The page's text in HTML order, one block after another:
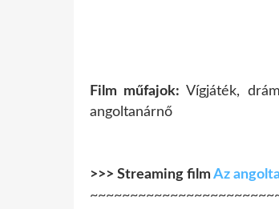
Film műfajok: Vígjáték,
angoltanárnő
>>> Streaming film Az